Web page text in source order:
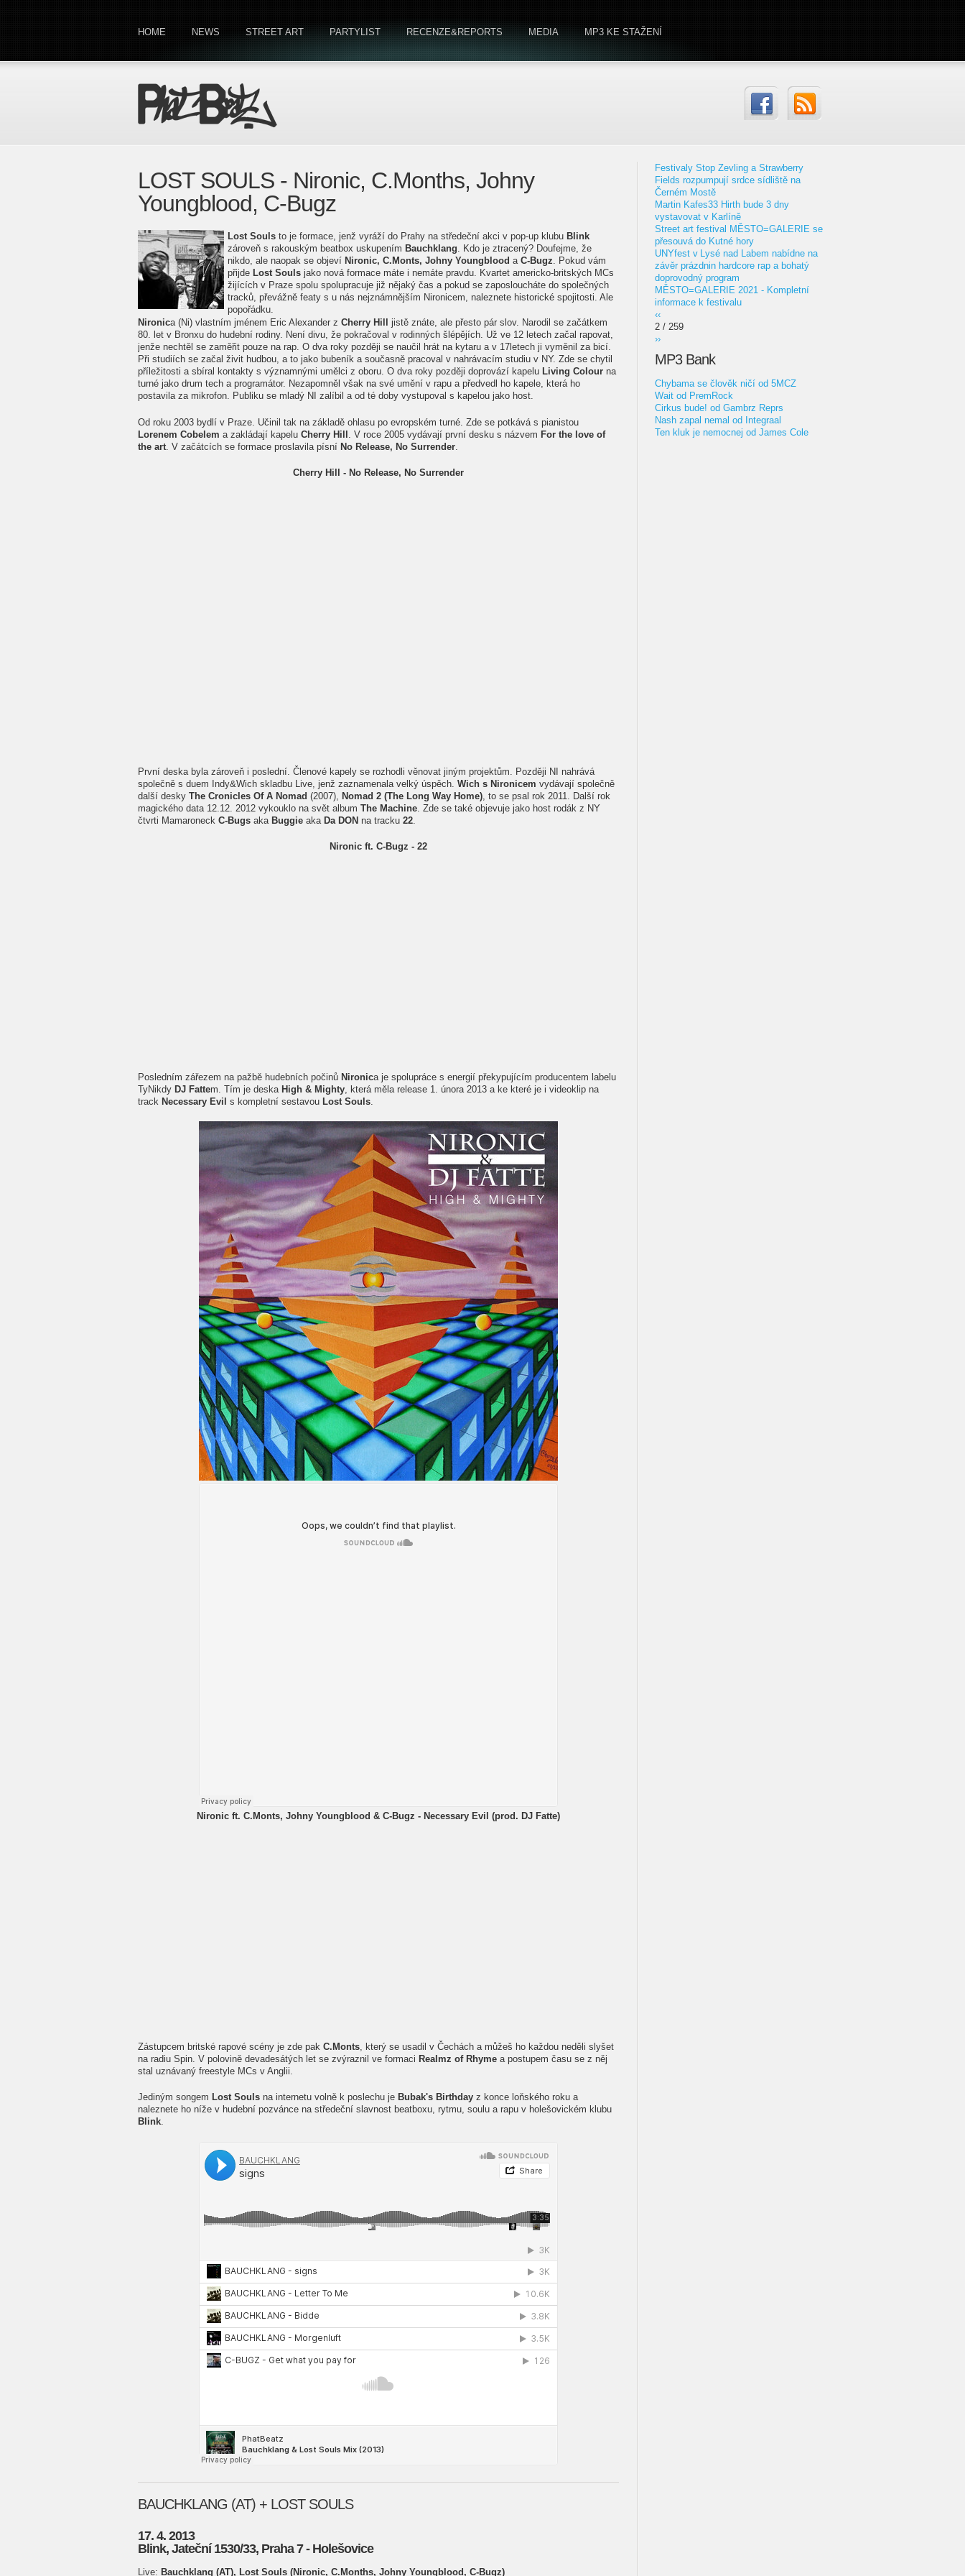
HOME NEWS STREET ART PARTYLIST RECENZE&REPORTS MEDIA MP3 KE STAŽENÍ
LOST SOULS - Nironic, C.Months, Johny
Youngblood, C-Bugz
Lost Souls to je formace, jenž vyráží do Prahy na středeční akci v pop-up klubu Blink
zároveň s rakouským beatbox uskupením Bauchklang. Kdo je ztracený? Doufejme, že
nikdo, ale naopak se objeví Nironic, C.Monts, Johny Youngblood a C-Bugz. Pokud vám
přijde Lost Souls jako nová formace máte i nemáte pravdu. Kvartet americko-britských MCs
žijících v Praze spolu spolupracuje již nějaký čas a pokud se zaposloucháte do společných
tracků, převážně featy s u nás nejznámnějším Nironicem, naleznete historické spojitosti. Ale
popořádku.
Nironica (Ni) vlastním jménem Eric Alexander z Cherry Hill
jistě znáte, ale přesto pár slov. Narodil se začátkem
80. let v Bronxu do hudební rodiny. Není divu, že pokračoval v rodinných šlépějích. Už ve 12 letech začal rapovat,
jenže nechtěl se zaměřit pouze na rap. O dva roky později se naučil hrát na kytaru a v 17letech ji vyměnil za bicí.
Při studiích se začal živit hudbou, a to jako bubeník a současně pracoval v nahrávacím studiu v NY. Zde se chytil
příležitosti a sbíral kontakty s významnými umělci z oboru. O dva roky později doprovází kapelu Living Colour na
turné jako drum tech a programátor. Nezapomněl však na své umění v rapu a předvedl ho kapele, která ho
postavila za mikrofon. Publiku se mladý NI zalíbil a od té doby vystupoval s kapelou jako host.
Od roku 2003 bydlí v Praze. Učinil tak na základě ohlasu po evropském turné. Zde se potkává s pianistou
Lorenem Cobelem a zakládají kapelu Cherry Hill . V roce 2005 vydávají první desku s názvem For the love of
the art . V začátcích se formace proslavila písní No Release, No Surrender
Cherry Hill - No Release, No Surrender
První deska byla zároveň i poslední. Členové kapely se rozhodli věnovat jiným projektům. Později NI nahrává
společně s duem Indy&Wich skladbu Live, jenž zaznamenala velký úspěch. Wich s Nironicem vydávají společně
další desky The Cronicles Of A Nomad (2007), Nomad 2 (The Long Way Home) , to se psal rok 2011. Další rok
magického data 12.12. 2012 vykouklo na svět album The Machine . Zde se také objevuje jako host rodák z NY
čtvrti Mamaroneck C-Bugs aka Buggie aka Da DON na tracku 22
Nironic ft. C-Bugz - 22
Posledním zářezem na pažbě hudebních počinů Nironica je spolupráce s energií překypujícím producentem labelu
TyNikdy DJ Fattem. Tím je deska High & Mighty , která měla release 1. února 2013 a ke které je i videoklip na
track Necessary Evil s kompletní sestavou Lost Souls
Nironic ft. C.Monts, Johny Youngblood & C-Bugz - Necessary Evil (prod. DJ Fatte)
Zástupcem britské rapové scény je zde pak C.Monts , který se usadil v Čechách a můžeš ho každou neděli slyšet
na radiu Spin. V polovině devadesátých let se zvýraznil ve formaci Realmz of Rhyme a postupem času se z něj
stal uznávaný freestyle MCs v Anglii.
Jediným songem Lost Souls na internetu volně k poslechu je Bubak's Birthday z konce loňského roku a
naleznete ho níže v hudební pozvánce na středeční slavnost beatboxu, rytmu, soulu a rapu v holešovickém klubu
Blink.
BAUCHKLANG (AT) + LOST SOULS
17. 4. 2013
Blink, Jateční 1530/33, Praha 7 - Holešovice
Live: Bauchklang (AT), Lost Souls (Nironic, C.Months, Johny Youngblood, C-Bugz)
Festivaly Stop Zevling a Strawberry
Fields rozpumpují srdce sídliště na
Černém Mostě
Martin Kafes33 Hirth bude 3 dny
vystavovat v Karlíně
Street art festival MĚSTO=GALERIE se
přesouvá do Kutné hory
UNYfest v Lysé nad Labem nabídne na
závěr prázdnin hardcore rap a bohatý
doprovodný program
MĚSTO=GALERIE 2021 - Kompletní
informace k festivalu
‹‹
2 / 259
››
MP3 Bank
Chybama se člověk ničí od 5MCZ
Wait od PremRock
Cirkus bude! od Gambrz Reprs
Nash zapal nemal od Integraal
Ten kluk je nemocnej od James Cole